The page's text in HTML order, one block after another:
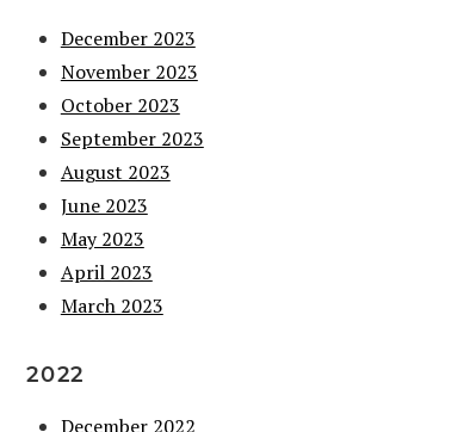
December 2023
November 2023
October 2023
September 2023
August 2023
June 2023
May 2023
April 2023
March 2023
2022
December 2022